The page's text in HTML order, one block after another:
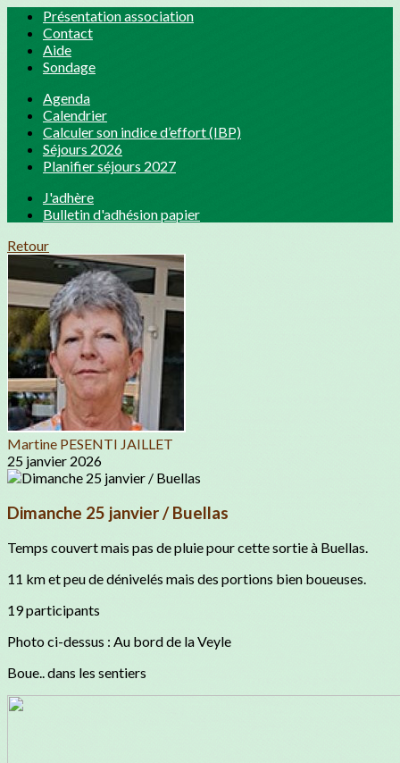
Présentation association
Contact
Aide
Sondage
Agenda
Calendrier
Calculer son indice d’effort (IBP)
Séjours 2026
Planifier séjours 2027
J'adhère
Bulletin d'adhésion papier
Retour
Martine PESENTI JAILLET
25 janvier 2026
Dimanche 25 janvier / Buellas
Temps couvert mais pas de pluie pour cette sortie à Buellas.
11 km et peu de dénivelés mais des portions bien boueuses.
19 participants
Photo ci-dessus : Au bord de la Veyle
Boue.. dans les sentiers